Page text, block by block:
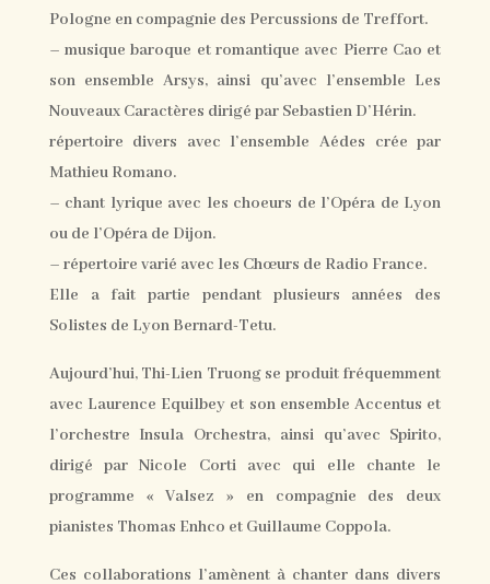
Pologne en compagnie des Percussions de Treffort.
– musique baroque et romantique avec Pierre Cao et
son ensemble Arsys, ainsi qu’avec l’ensemble Les
Nouveaux Caractères dirigé par Sebastien D’Hérin.
répertoire divers avec l’ensemble Aédes crée par
Mathieu Romano.
– chant lyrique avec les choeurs de l’Opéra de Lyon
ou de l’Opéra de Dijon.
– répertoire varié avec les Chœurs de Radio France.
Elle a fait partie pendant plusieurs années des
Solistes de Lyon Bernard-Tetu.
Aujourd’hui, Thi-Lien Truong se produit fréquemment
avec Laurence Equilbey et son ensemble Accentus et
l’orchestre Insula Orchestra, ainsi qu’avec Spirito,
dirigé par Nicole Corti avec qui elle chante le
programme « Valsez » en compagnie des deux
pianistes Thomas Enhco et Guillaume Coppola.
Ces collaborations l’amènent à chanter dans divers